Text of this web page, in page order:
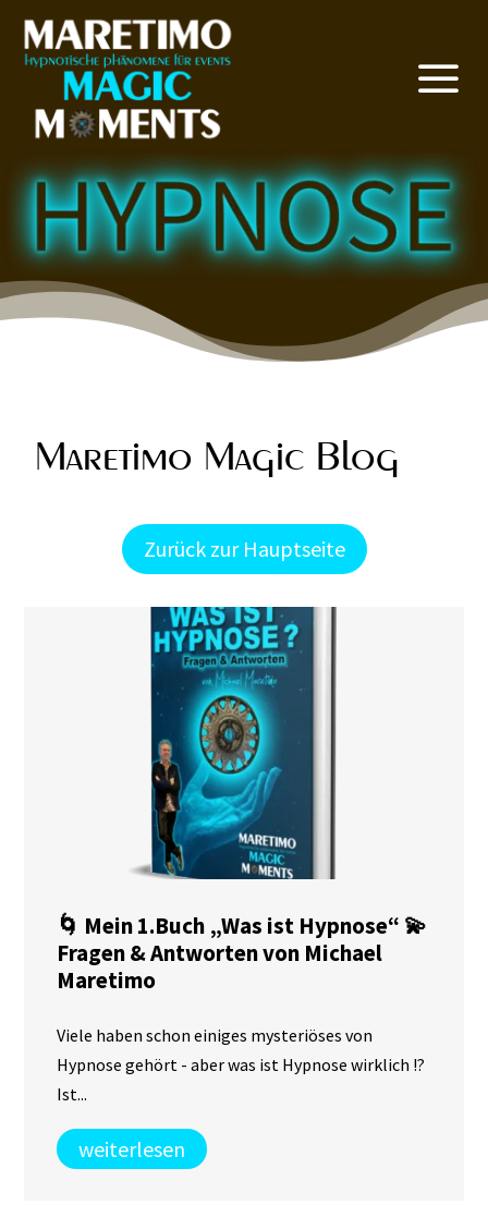
a
Maretimo Magic Blog
Zurück zur Hauptseite
🌀 Mein 1.Buch „Was ist Hypnose“ 💫
Fragen & Antworten von Michael
Maretimo
Viele haben schon einiges mysteriöses von
Hypnose gehört - aber was ist Hypnose wirklich !?
Ist...
weiterlesen